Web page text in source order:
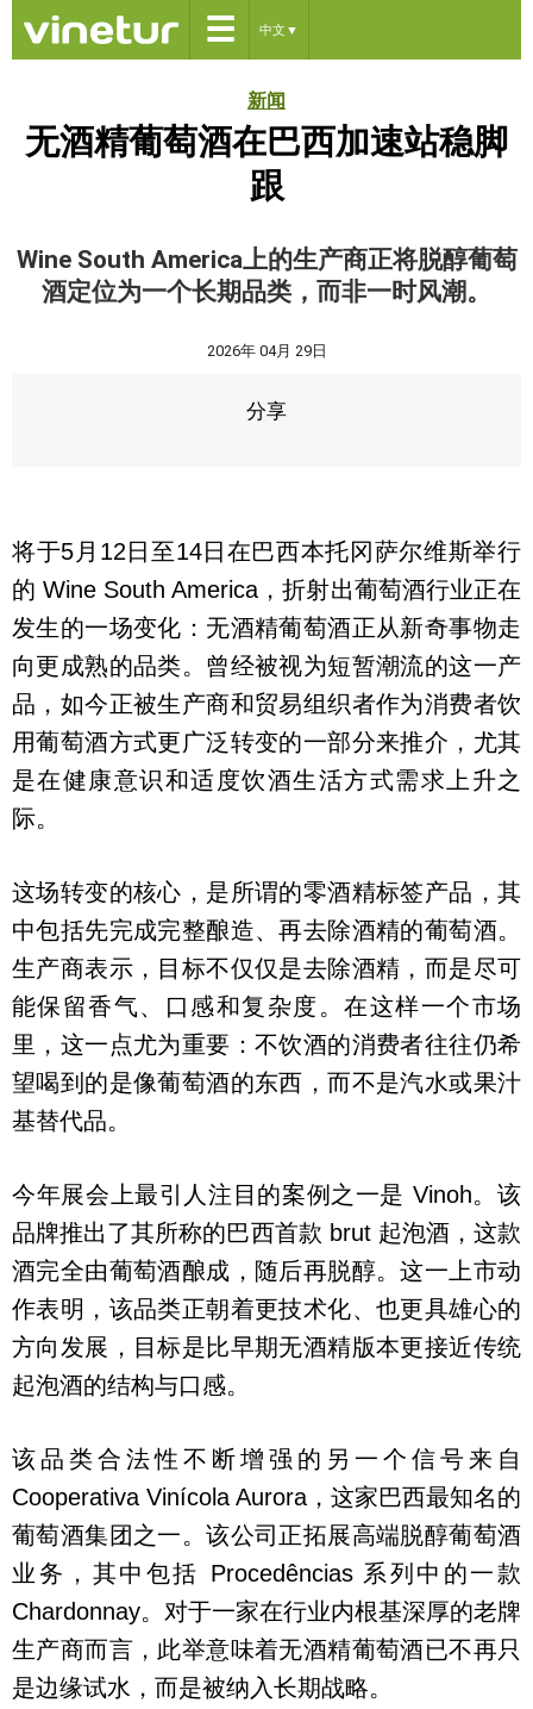
☰ 中文 ▼
新闻
无酒精葡萄酒在巴西加速站稳脚
跟
Wine South America上的生产商正将脱醇葡萄
酒定位为一个长期品类，而非一时风潮。
2026年 04月 29日
分享
将于5月12日至14日在巴西本托冈萨尔维斯举行
的 Wine South America，折射出葡萄酒行业正在
发生的一场变化：无酒精葡萄酒正从新奇事物走
向更成熟的品类。曾经被视为短暂潮流的这一产
品，如今正被生产商和贸易组织者作为消费者饮
用葡萄酒方式更广泛转变的一部分来推介，尤其
是在健康意识和适度饮酒生活方式需求上升之
际。
这场转变的核心，是所谓的零酒精标签产品，其
中包括先完成完整酿造、再去除酒精的葡萄酒。
生产商表示，目标不仅仅是去除酒精，而是尽可
能保留香气、口感和复杂度。在这样一个市场
里，这一点尤为重要：不饮酒的消费者往往仍希
望喝到的是像葡萄酒的东西，而不是汽水或果汁
基替代品。
今年展会上最引人注目的案例之一是 Vinoh。该
品牌推出了其所称的巴西首款 brut 起泡酒，这款
酒完全由葡萄酒酿成，随后再脱醇。这一上市动
作表明，该品类正朝着更技术化、也更具雄心的
方向发展，目标是比早期无酒精版本更接近传统
起泡酒的结构与口感。
该品类合法性不断增强的另一个信号来自
Cooperativa Vinícola Aurora，这家巴西最知名的
葡萄酒集团之一。该公司正拓展高端脱醇葡萄酒
业务，其中包括 Procedências 系列中的一款
Chardonnay。对于一家在行业内根基深厚的老牌
生产商而言，此举意味着无酒精葡萄酒已不再只
是边缘试水，而是被纳入长期战略。